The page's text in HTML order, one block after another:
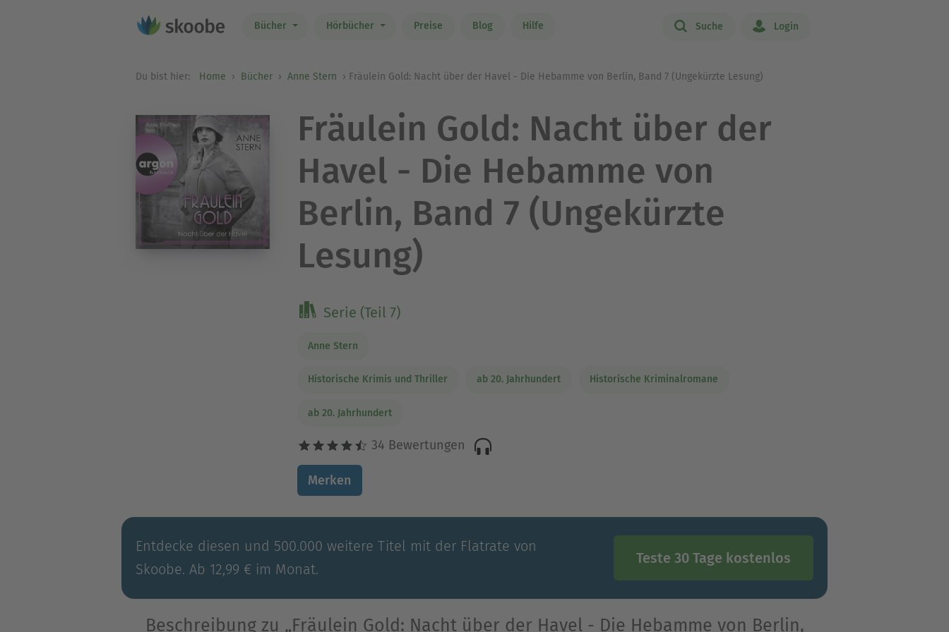
Bücher Hörbücher Preise Blog Hilfe Suche Login
Du bist hier: Home Bücher Anne Stern Fräulein Gold: Nacht über der Havel - Die Hebamme von Berlin, Band 7 (Ungekürzte Lesung)
Fräulein Gold: Nacht über der
Havel - Die Hebamme von
Berlin, Band 7 (Ungekürzte
Lesung)
Serie (Teil 7)
Anne Stern
Historische Krimis und Thriller ab 20. Jahrhundert Historische Kriminalromane
ab 20. Jahrhundert
34 Bewertungen
Merken
Entdecke diesen und 500.000 weitere Titel mit der Flatrate von
Skoobe. Ab 12,99 € im Monat.
Teste 30 Tage kostenlos
Beschreibung zu „Fräulein Gold: Nacht über der Havel - Die Hebamme von Berlin,